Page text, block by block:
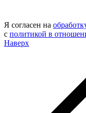
Я согласен на
с политикой в
Наверх